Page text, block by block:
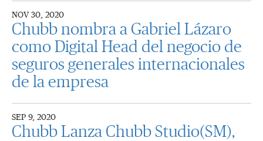
NOV 30, 2020
Chubb nombra a Gabriel Lázaro
como Digital Head del negocio de
seguros generales internacionales
de la empresa
SEP 9, 2020
Chubb Lanza Chubb Studio(SM),